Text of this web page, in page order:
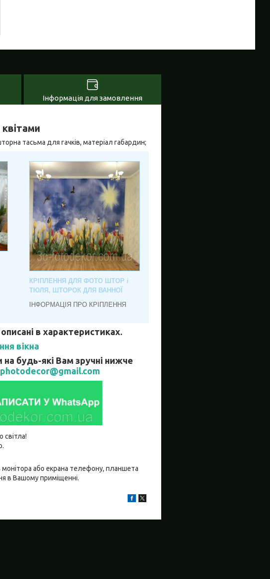
Інформація для замовлення
тасьма для гачків, матеріал габардин;
КРІПЛЕННЯ ДЛЯ ФОТО ШТОР і
ТЮЛЯ, ШТОРОК ДЛЯ ВАННОЇ
ІНФОРМАЦІЯ ПРО КРІПЛЕННЯ
в характеристиках.
вікна
будь-які Вам зручні нижче
світла!
монітора або екрана телефону, планшета
в Вашому приміщенні.